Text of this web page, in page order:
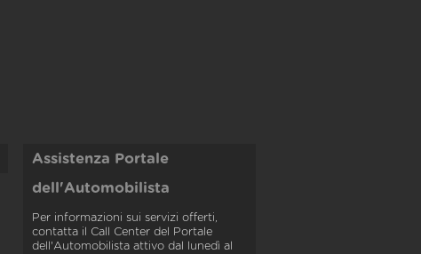
Assistenza Portale
dell'Automobilista
Per informazioni sui servizi offerti,
contatta il Call Center del Portale
dell'Automobilista attivo dal lunedì al